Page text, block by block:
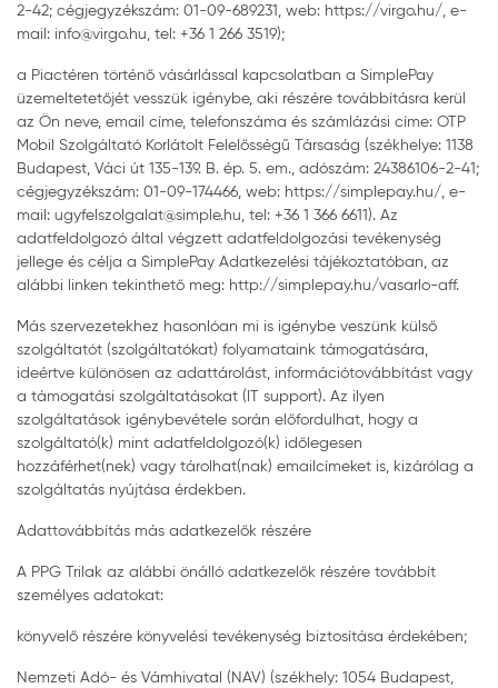
2-42; cégjegyzékszám: 01-09-689231, web: https://virgo.hu/, e-
mail: info@virgo.hu, tel: +36 1 266 3519);
a Piactéren történő vásárlással kapcsolatban a SimplePay
üzemeltetetőjét vesszük igénybe, aki részére továbbításra kerül
az Ön neve, email címe, telefonszáma és számlázási címe: OTP
Mobil Szolgáltató Korlátolt Felelősségű Társaság (székhelye: 1138
Budapest, Váci út 135-139. B. ép. 5. em., adószám: 24386106-2-41;
cégjegyzékszám: 01-09-174466, web: https://simplepay.hu/, e-
mail: ugyfelszolgalat@simple.hu, tel: +36 1 366 6611). Az
adatfeldolgozó által végzett adatfeldolgozási tevékenység
jellege és célja a SimplePay Adatkezelési tájékoztatóban, az
alábbi linken tekinthető meg: http://simplepay.hu/vasarlo-aff.
Más szervezetekhez hasonlóan mi is igénybe veszünk külső
szolgáltatót (szolgáltatókat) folyamataink támogatására,
ideértve különösen az adattárolást, információtovábbítást vagy
a támogatási szolgáltatásokat (IT support). Az ilyen
szolgáltatások igénybevétele során előfordulhat, hogy a
szolgáltató(k) mint adatfeldolgozó(k) időlegesen
hozzáférhet(nek) vagy tárolhat(nak) emailcímeket is, kizárólag a
szolgáltatás nyújtása érdekben.
Adattovábbítás más adatkezelők részére
A PPG Trilak az alábbi önálló adatkezelők részére továbbít
személyes adatokat:
könyvelő részére könyvelési tevékenység biztosítása érdekében;
Nemzeti Adó- és Vámhivatal (NAV) (székhely: 1054 Budapest,